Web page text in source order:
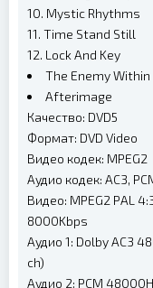
10. Mystic Rhythms
11. Time Stand Still
12. Lock And Key
The Enemy Within
Afterimage
Качество: DVD5
Формат: DVD Video
Видео кодек: MPEG2
Аудио кодек: AC3,
Видео: MPEG2 PAL
8000Kbps
Аудио 1: Dolby AC3
ch)
Аудио 2: PCM